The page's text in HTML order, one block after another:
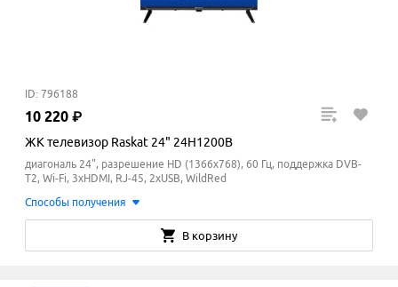
ID: 796188
10 220 ₽
ЖК телевизор Raskat 24" 24H1200B
диагональ 24", разрешение HD (1366x768), 60 Гц, поддержка DVB-
T2, Wi-Fi, 3xHDMI, RJ-45, 2xUSB, WildRed
Способы получения
В корзину